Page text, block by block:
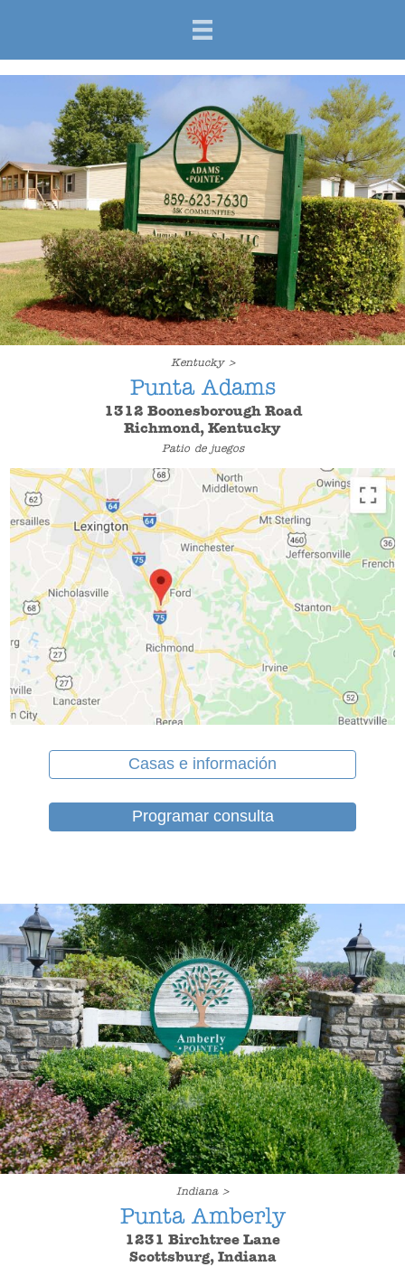
Comunidades
Kentucky >
Punta Adams
1312 Boonesborough Road
Richmond, Kentucky
Patio de juegos
Casas e información
Programar consulta
Indiana >
Punta Amberly
1231 Birchtree Lane
Scottsburg, Indiana